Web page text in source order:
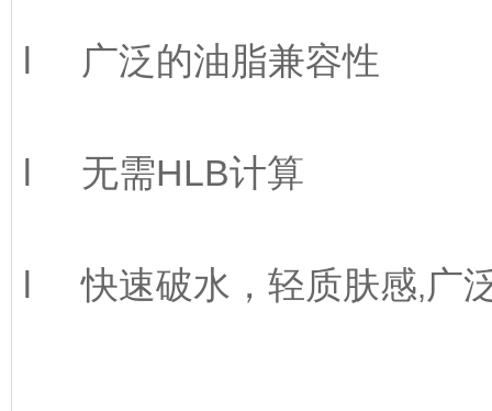
l 广泛的油脂兼容性
l 无需HLB计算
l快速破水，轻质肤感,广